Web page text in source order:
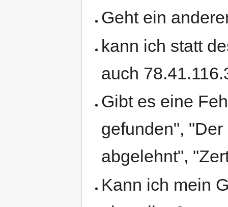
Geht ein
kann ich statt
auch
Gibt es eine
gefunden",
abgelehnt",
Kann ich mein